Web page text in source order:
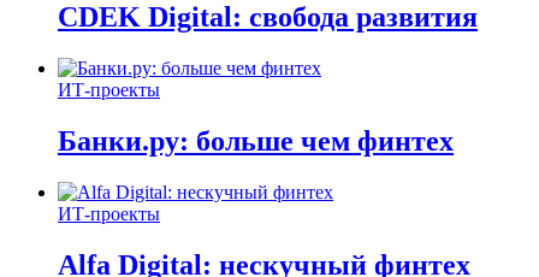
CDEK Digital: свобода развития
ИТ-проекты
Банки.ру: больше чем финтех
ИТ-проекты
Alfa Digital: нескучный финтех